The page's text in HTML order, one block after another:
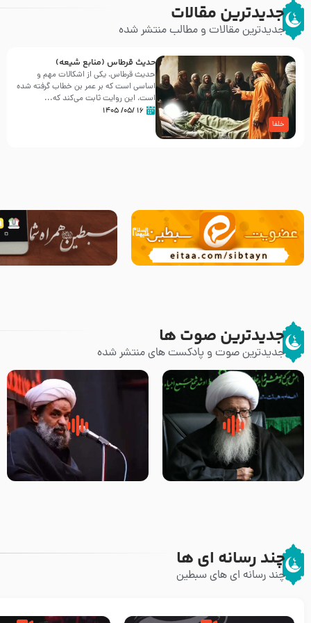
جدیدترین مقالات
جدیدترین مقالات و مطالب منتشر شده
خلفا
حدیث قرطاس (منابع شیعه)
حدیث قرطاس، یکی از اشکالات مهم و
اساسی است که بر عمر بن خطاب گرفته شده
است، این روایت ثابت می‌کند که...
۱۶ /۰۵/ ۱۴۰۵
جدیدترین صوت ها
جدیدترین صوت و پادکست های منتشر شده
زوّار اربعین امام حسین (علیه
السلام) با این اشتیاق به زیارت
روضه جانسوز پاره های جگر امام
حسن مجتبی علیه السلام-حجت
چند رسانه ای ها
چند رسانه ای های سبطین